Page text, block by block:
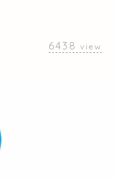
6438 view